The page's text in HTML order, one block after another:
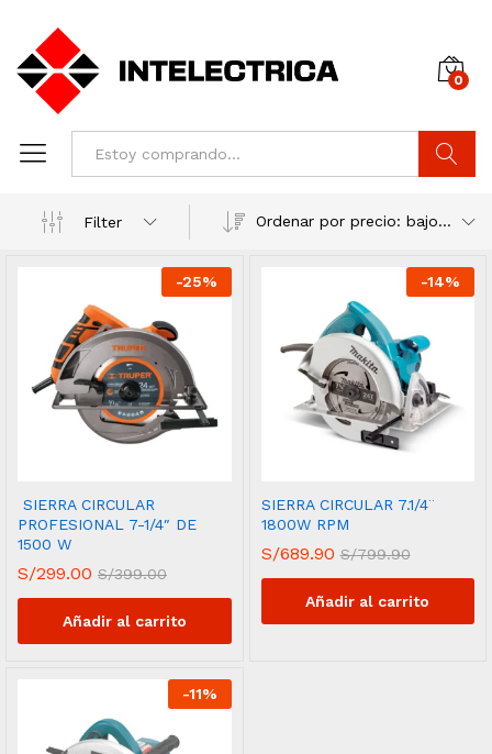
0
Filter
Ordenar por precio: bajo a alto
-25%
SIERRA CIRCULAR
PROFESIONAL 7-1/4″ DE
1500 W
S/299.00 S/399.00
Añadir al carrito
-14%
SIERRA CIRCULAR 7.1/4¨
1800W RPM
S/689.90 S/799.90
Añadir al carrito
-11%